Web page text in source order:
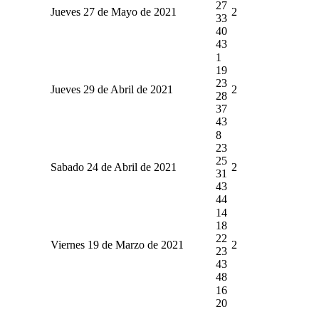
Jueves 27 de Mayo de 2021
27
33
40
43
2
Jueves 29 de Abril de 2021
1
19
23
28
37
43
2
Sabado 24 de Abril de 2021
8
23
25
31
43
44
2
Viernes 19 de Marzo de 2021
14
18
22
23
43
48
2
16
20